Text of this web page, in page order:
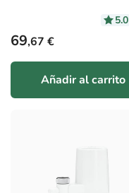
5.0
Precio habitual
69,67 €
Añadir al carrito